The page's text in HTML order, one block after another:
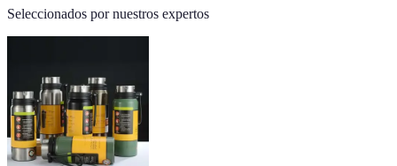
Seleccionados por nuestros expertos